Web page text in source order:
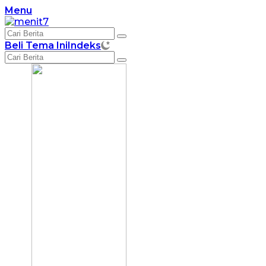
Langsung
ke
konten
Menu
Beli Tema IniIndeks